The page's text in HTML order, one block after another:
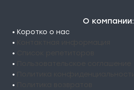
О компании:
• Коротко о нас
•
•
•
•
•